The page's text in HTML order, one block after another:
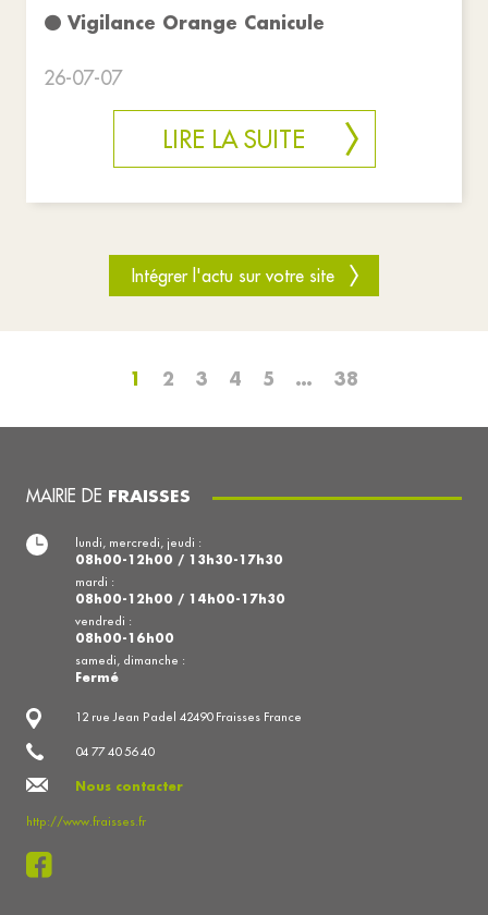
🟠 Vigilance Orange Canicule
26-07-07
LIRE LA SUITE
Intégrer l'actu sur votre site
1 2 3 4 5 … 38
MAIRIE DE FRAISSES
12 rue Jean Padel 42490 Fraisses France
04 77 40 56 40
Nous contacter
http://www.fraisses.fr
lundi, mercredi, jeudi :
08h00-12h00 / 13h30-17h30
mardi :
08h00-12h00 / 14h00-17h30
vendredi :
08h00-16h00
samedi, dimanche :
Fermé